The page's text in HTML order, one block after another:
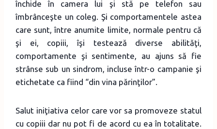
închide în camera lui şi stă pe telefon sau
îmbrânceşte un coleg. Şi comportamentele astea
care sunt, între anumite limite, normale pentru că
şi ei, copiii, îşi testează diverse abilităţi,
comportamente şi sentimente, au ajuns să fie
strânse sub un sindrom, incluse într-o campanie şi
etichetate ca fiind “din vina părinţilor”.
Salut iniţiativa celor care vor sa promoveze statul
cu copiii dar nu pot fi de acord cu ea în totalitate.